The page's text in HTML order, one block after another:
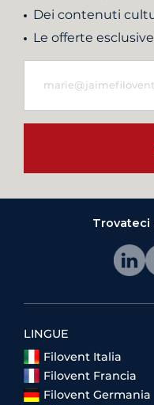
Dei contenuti
Le offerte esclusive
Trovateci
LINGUE
Filovent Italia
Filovent Francia
Filovent Germania